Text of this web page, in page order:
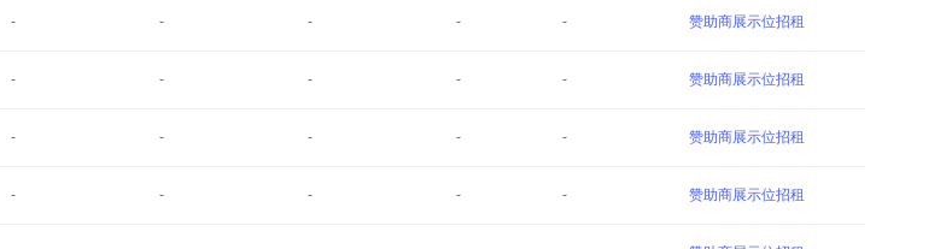
- - - - - 赞助商展示位招租
- - - - - 赞助商展示位招租
- - - - - 赞助商展示位招租
- - - - - 赞助商展示位招租